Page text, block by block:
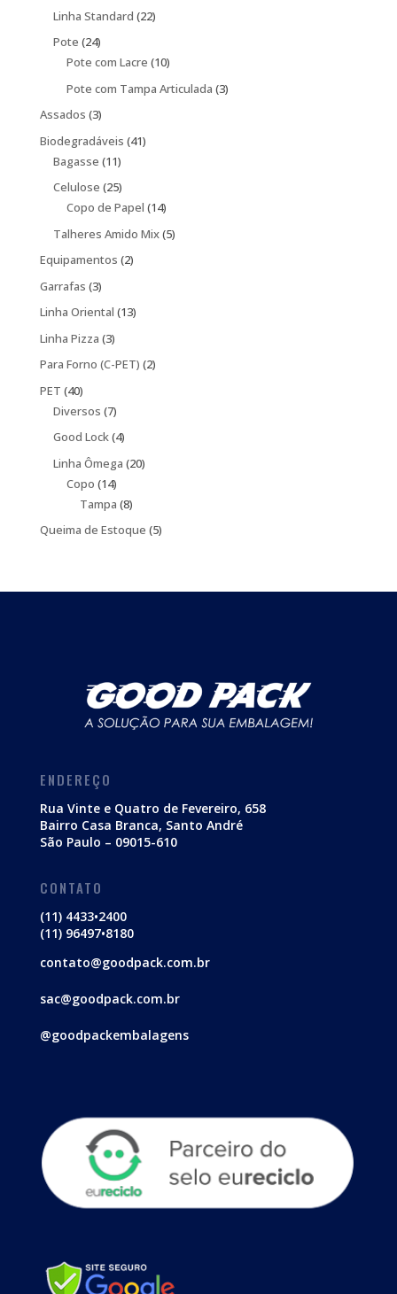
produtos
Linha Standard 2222
Pote 2424
produtos
Pote com Lacre 1010
produtos
Pote com Tampa Articulada 33
Assados 33
produtos
Biodegradáveis 4141
Bagasse 1111
produtos
Celulose 2525
produtos
Copo de Papel 1414
produtos
Talheres Amido Mix 55
Equipamentos 22
Garrafas 33
produtos
Linha Oriental 1313
Linha Pizza 33
produtos
Para Forno (C-PET) 22
PET 4040
produtos
Diversos 77
produtos
Good Lock 44
produtos
Linha Ômega 2020
Copo 1414
produtos
Tampa 88
produtos
Queima de Estoque 55
ENDEREÇO
Rua Vinte e Quatro de Fevereiro, 658
Bairro Casa Branca, Santo André
São Paulo – 09015-610
CONTATO
(11) 4433•2400
(11) 96497•8180
contato@goodpack.com.br
sac@goodpack.com.br
@goodpackembalagens